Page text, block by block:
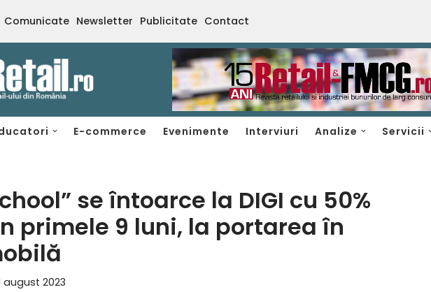
Comunicate Newsletter Publicitate Contact
E-commerce Evenimente Interviuri Analize Servicii
se întoarce la DIGI cu 50%
primele 9 luni, la portarea în
august 2023